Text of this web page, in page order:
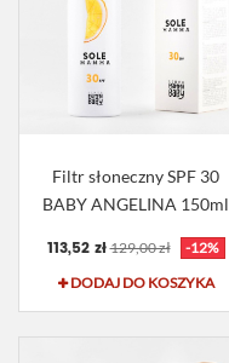
Filtr słoneczny SPF 30
BABY ANGELINA 150ml
113,52 zł 129,00 zł
-12%
DODAJ DO KOSZYKA